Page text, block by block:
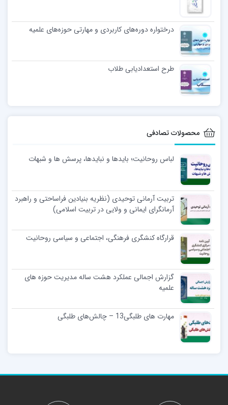
درختواره دوره‌های کاربردی و مهارتی حوزه‌های علمیه
طرح استعدادیابی طلاب
محصولات تصادفی
لباس روحانیت؛ بایدها و نبایدها، پرسش ها و شبهات
تربیت آرمانی توحیدی (نظریه بنیادین فراساحتی و راهبرد
آرمانگرای ایمانی و ولایی در تربیت اسلامی)
قرارگاه کنشگری فرهنگی، اجتماعی و سیاسی روحانیت
گزارش اجمالی عملکرد هشت ساله مدیریت حوزه های
علمیه
مهارت های طلبگی13 – چالش‌های طلبگی